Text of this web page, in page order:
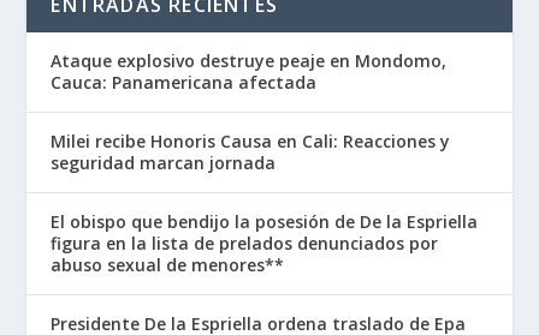
Ataque explosivo destruye peaje en Mondomo,
Cauca: Panamericana afectada
Milei recibe Honoris Causa en Cali: Reacciones y
seguridad marcan jornada
El obispo que bendijo la posesión de De la Espriella
figura en la lista de prelados denunciados por
abuso sexual de menores**
Presidente De la Espriella ordena traslado de Epa